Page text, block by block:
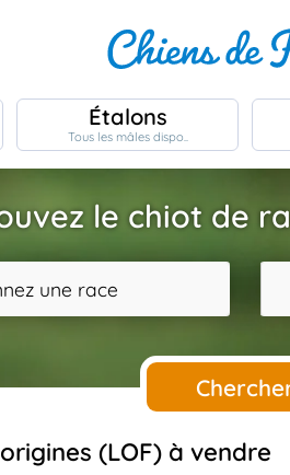
Étalons
Tous les mâles dispo..
le chiot de
une race
(LOF) à vendre